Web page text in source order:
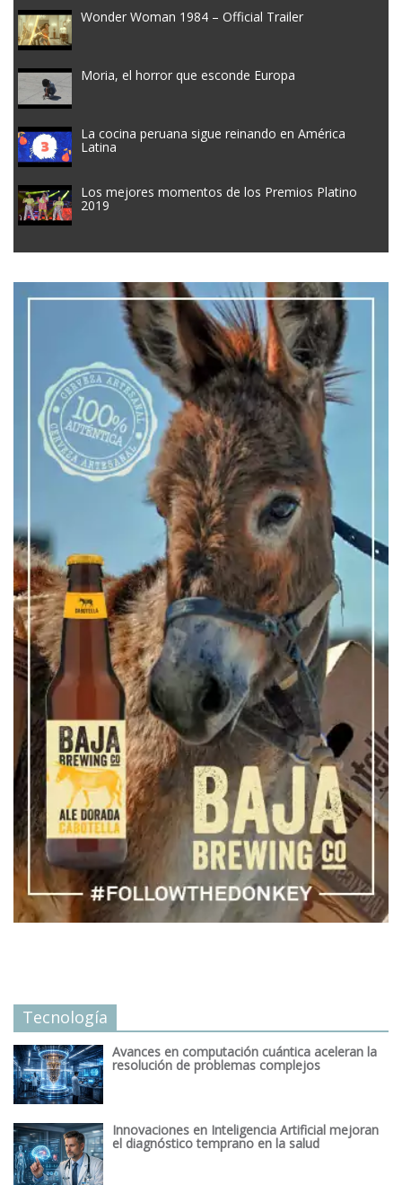
Wonder Woman 1984 – Official Trailer
Moria, el horror que esconde Europa
La cocina peruana sigue reinando en América
Latina
Los mejores momentos de los Premios Platino
2019
Tecnología
Avances en computación cuántica aceleran la
resolución de problemas complejos
Innovaciones en Inteligencia Artificial mejoran
el diagnóstico temprano en la salud